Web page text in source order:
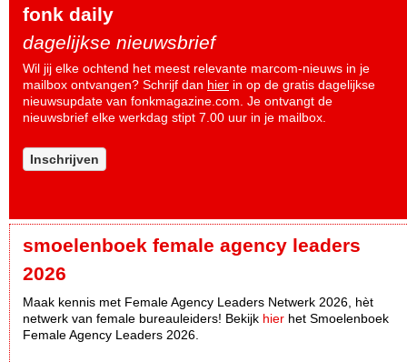
fonk daily
dagelijkse nieuwsbrief
Wil jij elke ochtend het meest relevante marcom-nieuws in je
mailbox ontvangen? Schrijf dan hier in op de gratis dagelijkse
nieuwsupdate van fonkmagazine.com. Je ontvangt de
nieuwsbrief elke werkdag stipt 7.00 uur in je mailbox.
Inschrijven
smoelenboek female agency leaders
2026
Maak kennis met Female Agency Leaders Netwerk 2026, hèt
netwerk van female bureauleiders! Bekijk hier het Smoelenboek
Female Agency Leaders 2026.